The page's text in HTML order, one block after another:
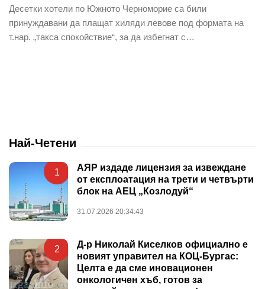
Десетки хотели по Южното Черноморие са били
принуждавани да плащат хиляди левове под формата на
т.нар. „такса спокойствие“, за да избегнат с…
Най-Четени
1
АЯР издаде лицензия за извеждане
от експлоатация на трети и четвърти
блок на АЕЦ „Козлодуй“
31.07.2026 20:34:43
2
Д-р Николай Киселков официално е
новият управител на КОЦ-Бургас:
Целта е да сме иновационен
онкологичен хъб, готов за